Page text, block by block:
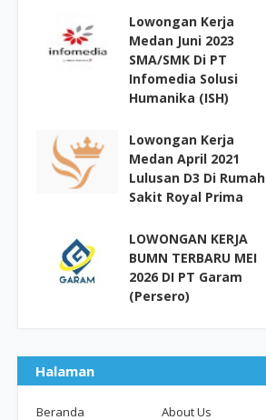
Lowongan Kerja
Medan Juni 2023
SMA/SMK Di PT
Infomedia Solusi
Humanika (ISH)
Lowongan Kerja
Medan April 2021
Lulusan D3 Di Rumah
Sakit Royal Prima
LOWONGAN KERJA
BUMN TERBARU MEI
2026 DI PT Garam
(Persero)
Halaman
Beranda
About Us